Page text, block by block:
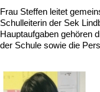
Frau Steffen leitet
Schulleiterin der Sek
Hauptaufgaben gehören
der Schule sowie die